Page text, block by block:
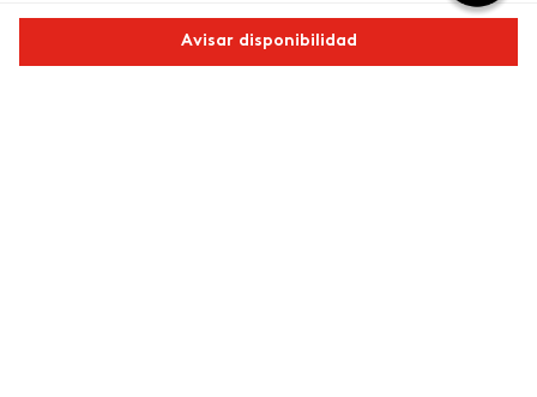
Avisar disponibilidad